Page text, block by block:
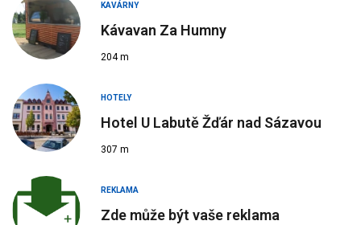
KAVÁRNY
Kávavan Za Humny
204 m
HOTELY
Hotel U Labutě Žďár nad Sázavou
307 m
REKLAMA
Zde může být vaše reklama